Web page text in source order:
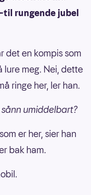
rungende jubel
det en kompis som
lure meg. Nei, dette
ringe her, ler han.
umiddelbart?
er her, sier han
bak ham.